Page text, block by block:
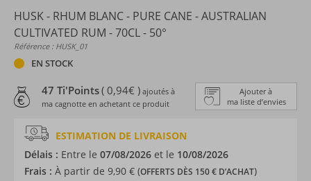
HUSK - RHUM BLANC - PURE CANE - AUSTRALIAN
CULTIVATED RUM - 70CL - 50°
Référence : HUSK_01
EN STOCK
Ajouter à
ma liste d’envies
47 Ti'Points( 0,94€ ) ajoutés à
ma cagnotte en achetant ce produit
ESTIMATION DE LIVRAISON
Délais : Entre le 07/08/2026 et le 10/08/2026
Frais : À partir de 9,90 € (OFFERTS DÈS 150 € D’ACHAT)